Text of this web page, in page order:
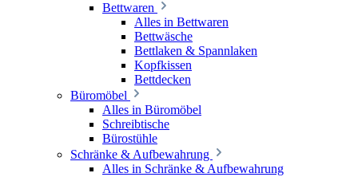
Bettwaren
Alles in Bettwaren
Bettwäsche
Bettlaken & Spannlaken
Kopfkissen
Bettdecken
Büromöbel
Alles in Büromöbel
Schreibtische
Bürostühle
Schränke & Aufbewahrung
Alles in Schränke & Aufbewahrung